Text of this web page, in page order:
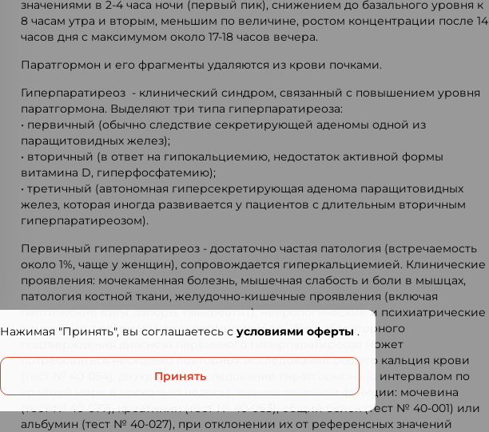
значениями в 2-4 часа ночи (первый пик), снижением до базального уровня к
8 часам утра и вторым, меньшим по величине, ростом концентрации после 14
часов дня с максимумом около 17-18 часов вечера.
Паратгормон и его фрагменты удаляются из крови почками.
Гиперпаратиреоз - клинический синдром, связанный с повышением уровня
паратгормона. Выделяют три типа гиперпаратиреоза:
• первичный (обычно следствие секретирующей аденомы одной из
паращитовидных желез);
• вторичный (в ответ на гипокальциемию, недостаток активной формы
витамина D, гиперфосфатемию);
• третичный (автономная гиперсекретирующая аденома паращитовидных
желез, которая иногда развивается у пациентов с длительным вторичным
гиперпаратиреозом).
Первичный гиперпаратиреоз - достаточно частая патология (встречаемость
около 1%, чаще у женщин), сопровождается гиперкальциемией. Клинические
проявления: мочекаменная болезнь, мышечная слабость и боли в мышцах,
патология костной ткани, желудочно-кишечные проявления (включая
пептические язвы, запоры, панкреатит), неврологические и психиатрические
изменения, артериальная гипертензия и др. Для лабораторного
подтверждения диагноза первичного гиперпаратиреоза может
потребоваться несколько повторных исследований общего кальция крови
(тест № 40-054), двукратное исследование паратгормона (с интервалом по
крайней мере в несколько недель), оценка почечной функции: мочевина
(тест № 40-077), креатинин (тест № 40-063), общий белок (тест № 40-001) или
альбумин (тест № 40-027), при отклонении их от референсных значений
Нажимая "Принять", вы соглашаетесь с условиями оферты .
Принять